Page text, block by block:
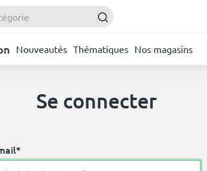
Nouveautés Thématiques Nos magasins
Se connecter